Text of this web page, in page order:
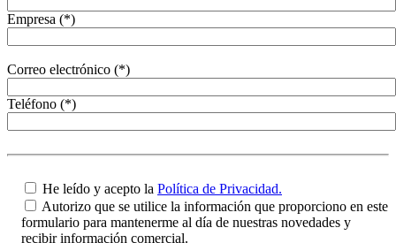
Empresa (*)
Correo electrónico (*)
Teléfono (*)
He leído y acepto la Política de Privacidad.
Autorizo que se utilice la información que proporciono en este
formulario para mantenerme al día de nuestras novedades y
recibir información comercial.